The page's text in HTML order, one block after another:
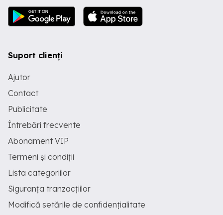
Suport clienți
Ajutor
Contact
Publicitate
Întrebări frecvente
Abonament VIP
Termeni și condiții
Lista categoriilor
Siguranța tranzacțiilor
Modifică setările de confidențialitate